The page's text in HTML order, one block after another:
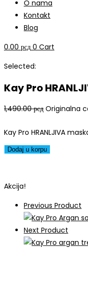
O nama
Kontakt
Blog
0.00 рсд 0 Cart
Selected:
Kay Pro
1,490.00рсд Originalna
Kay Pro HRANLJIVA
Dodaj u korpu
Akcija!
Previous Product
Next Product